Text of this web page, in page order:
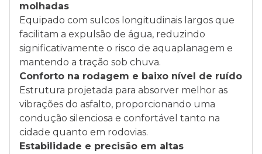
molhadas
Equipado com sulcos longitudinais largos que
facilitam a expulsão de água, reduzindo
significativamente o risco de aquaplanagem e
mantendo a tração sob chuva.
Conforto na rodagem e baixo nível de ruído
Estrutura projetada para absorver melhor as
vibrações do asfalto, proporcionando uma
condução silenciosa e confortável tanto na
cidade quanto em rodovias.
Estabilidade e precisão em altas